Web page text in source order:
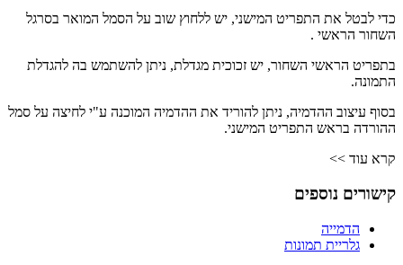
כדי לבטל את התפריט המישני, יש ללחוץ שוב על הסמל המואר בסרגל
השחור הראשי .
בתפריט הראשי השחור, יש זכוכית מגדלת, ניתן להשתמש בה להגדלת
התמונה.
בסוף עיצוב ההדמיה, ניתן להוריד את ההדמיה המוכנה ע"י לחיצה על סמל
ההורדה בראש התפריט המישני.
קרא עוד >>
קישורים נוספים
הדמייה
גלריית תמונות